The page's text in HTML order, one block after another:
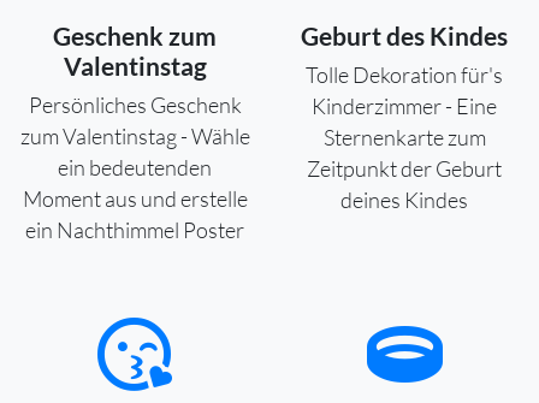
Geschenk zum
Valentinstag
Persönliches Geschenk
zum Valentinstag - Wähle
ein bedeutenden
Moment aus und erstelle
ein Nachthimmel Poster
Geburt des Kindes
Tolle Dekoration für's
Kinderzimmer - Eine
Sternenkarte zum
Zeitpunkt der Geburt
deines Kindes